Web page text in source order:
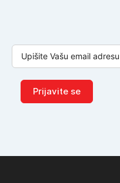
Prijavite se